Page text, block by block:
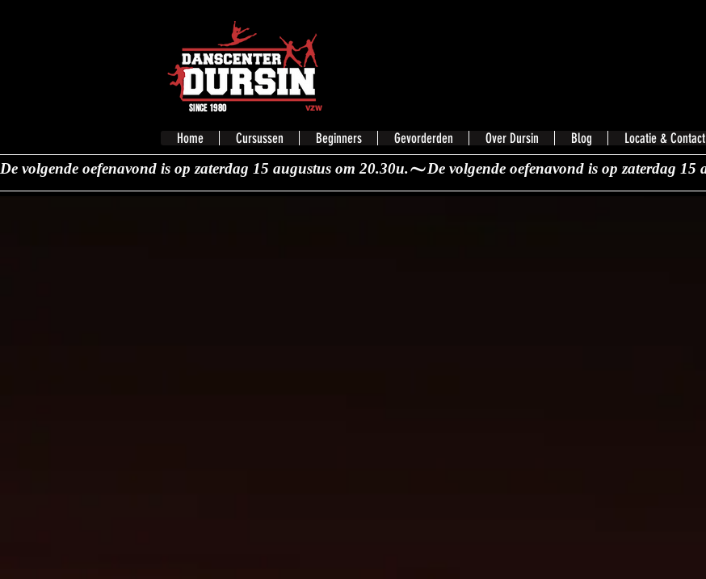
SINCE 1980 vzw
Home Cursussen Beginners Gevorderden Over Dursin Blog Locatie & Contact
De volgende oefenavond is op zaterdag 15 augustus om 20.30u.